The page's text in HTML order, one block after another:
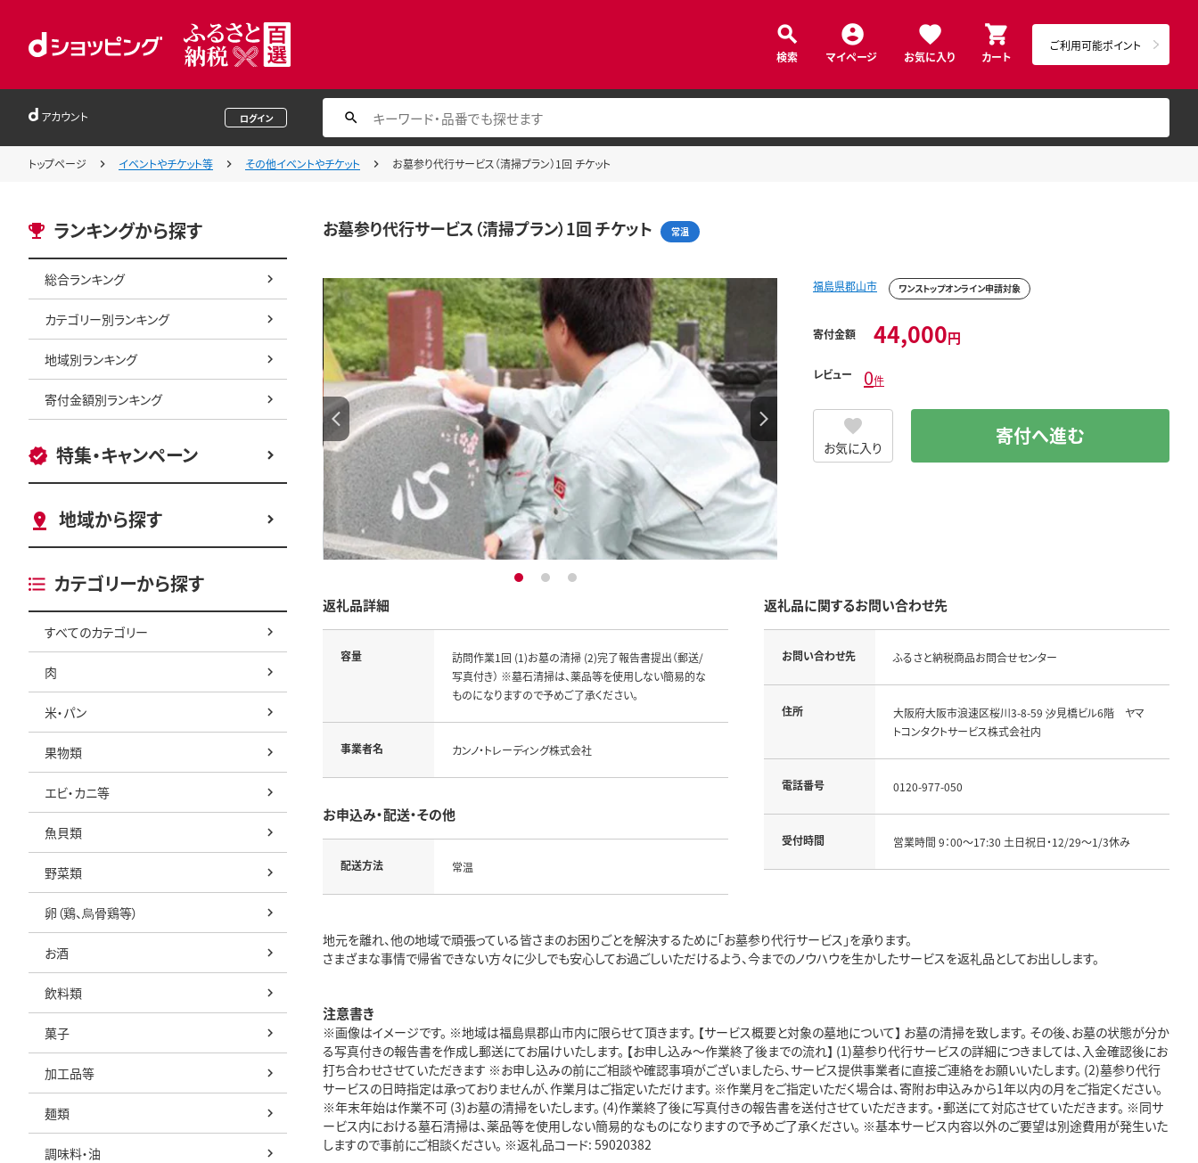
検索 マイページ お気に入り カート
ご利用可能ポイント
アカウント ログイン
トップページ イベントやチケット等 その他イベントやチケット お墓参り代行サービス（清掃プラン）1回 チケット
ランキングから探す
総合ランキング
カテゴリー別ランキング
地域別ランキング
寄付金額別ランキング
特集・キャンペーン
地域から探す
カテゴリーから探す
すべてのカテゴリー
肉
米・パン
果物類
エビ・カニ等
魚貝類
野菜類
卵（鶏、烏骨鶏等）
お酒
飲料類
菓子
加工品等
麺類
調味料・油
お墓参り代行サービス（清掃プラン）1回 チケット 常温
1 2 3
福島県郡山市 ワンストップオンライン申請対象
寄付金額 44,000円
レビュー 0件
お気に入り 寄付へ進む
返礼品詳細
容量
訪問作業1回 (1)お墓の清掃 (2)完了報告書提出（郵送/
写真付き） ※墓石清掃は、薬品等を使用しない簡易的な
ものになりますので予めご了承ください。
事業者名 カンノ・トレーディング株式会社
お申込み・配送・その他
配送方法 常温
返礼品に関するお問い合わせ先
お問い合わせ先 ふるさと納税商品お問合せセンター
住所
大阪府大阪市浪速区桜川3-8-59 汐見橋ビル6階 ヤマ
トコンタクトサービス株式会社内
電話番号 0120-977-050
受付時間 営業時間 9：00～17:30 土日祝日・12/29～1/3休み
地元を離れ、他の地域で頑張っている皆さまのお困りごとを解決するために「お墓参り代行サービス」を承ります。
さまざまな事情で帰省できない方々に少しでも安心してお過ごしいただけるよう、今までのノウハウを生かしたサービスを返礼品としてお出しします。
注意書き
※画像はイメージです。 ※地域は福島県郡山市内に限らせて頂きます。 【サービス概要と対象の墓地について】 お墓の清掃を致します。 その後、お墓の状態が分か
る写真付きの報告書を作成し郵送にてお届けいたします。 【お申し込み～作業終了後までの流れ】 (1)墓参り代行サービスの詳細につきましては、入金確認後にお
打ち合わせさせていただきます ※お申し込みの前にご相談や確認事項がございましたら、サービス提供事業者に直接ご連絡をお願いいたします。 (2)墓参り代行
サービスの日時指定は承っておりませんが、作業月はご指定いただけます。 ※作業月をご指定いただく場合は、寄附お申込みから1年以内の月をご指定ください。
※年末年始は作業不可 (3)お墓の清掃をいたします。 (4)作業終了後に写真付きの報告書を送付させていただきます。 ・郵送にて対応させていただきます。 ※同サ
ービス内における墓石清掃は、薬品等を使用しない簡易的なものになりますので予めご了承ください。 ※基本サービス内容以外のご要望は別途費用が発生いた
しますので事前にご相談ください。 ※返礼品コード: 59020382